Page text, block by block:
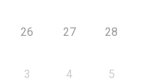
26 27 28
3 4 5